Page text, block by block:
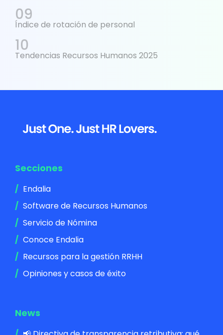
Índice de rotación de personal
Tendencias Recursos Humanos 2025
Footer
Secciones
Endalia
Software de Recursos Humanos
Servicio de Nómina
Conoce Endalia
Recursos para la gestión RRHH
Opiniones y casos de éxito
News